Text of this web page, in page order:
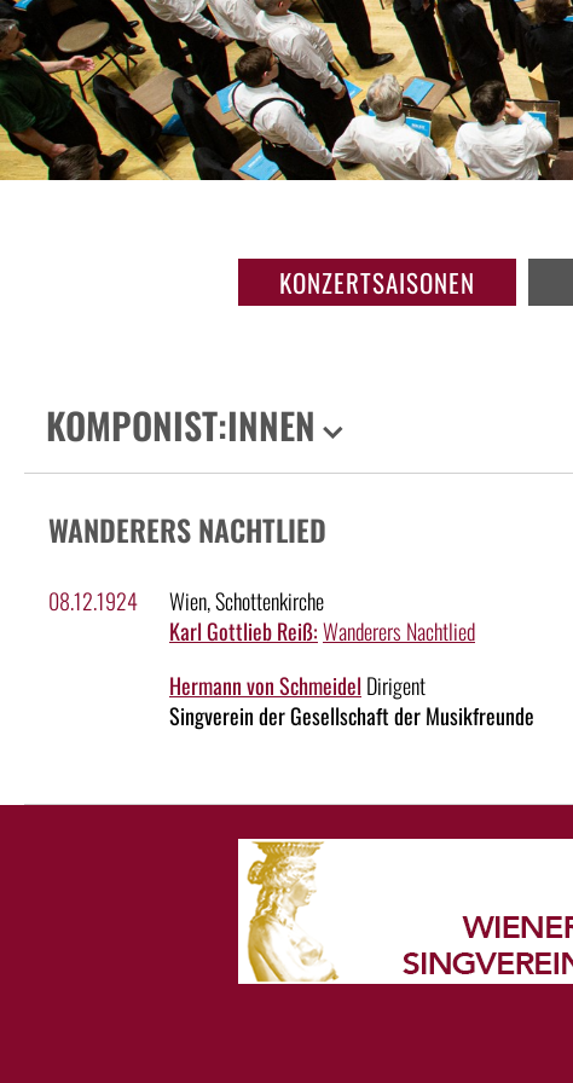
KONZERTSAISONEN
KOMPONIST:INNEN
WANDERERS NACHTLIED
08.12.1924
Wien, Schottenkirche
Karl Gottlieb Reiß:Wanderers Nachtlied
Hermann von Schmeidel Dirigent
Singverein der Gesellschaft der Musikfreunde